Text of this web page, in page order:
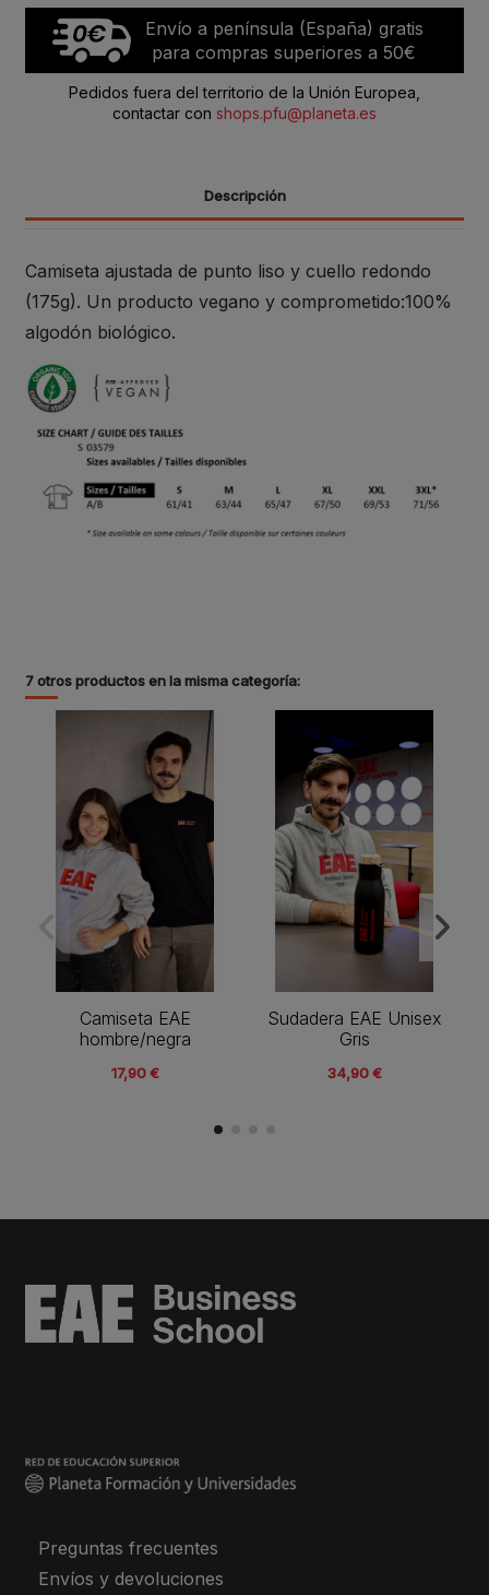
Envío a península (España) gratis
para compras superiores a 50€
Pedidos fuera del territorio de la Unión Europea,
contactar con shops.pfu@planeta.es
Descripción
Camiseta ajustada de punto liso y cuello redondo
(175g). Un producto vegano y comprometido:100%
algodón biológico.
7 otros productos en la misma categoría:
Camiseta EAE
hombre/negra
17,90 €
Sudadera EAE Unisex
Gris
34,90 €
Preguntas frecuentes
Envíos y devoluciones